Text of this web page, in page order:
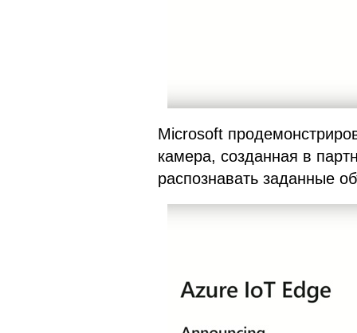
Microsoft
камера, созданная в
распознавать заданные